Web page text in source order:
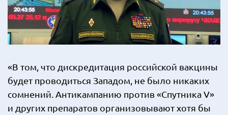
«В том, что дискредитация российской вакцины
будет проводиться Западом, не было никаких
сомнений. Антикампанию против «Спутника V»
и других препаратов организовывают хотя бы